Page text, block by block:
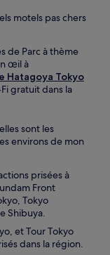
motels pas chers
de Parc à thème
œil à
Hatagoya Tokyo
gratuit dans la
sont les
environs de mon
prisées à
Front
Tokyo
Shibuya.
et Tour Tokyo
dans la région.